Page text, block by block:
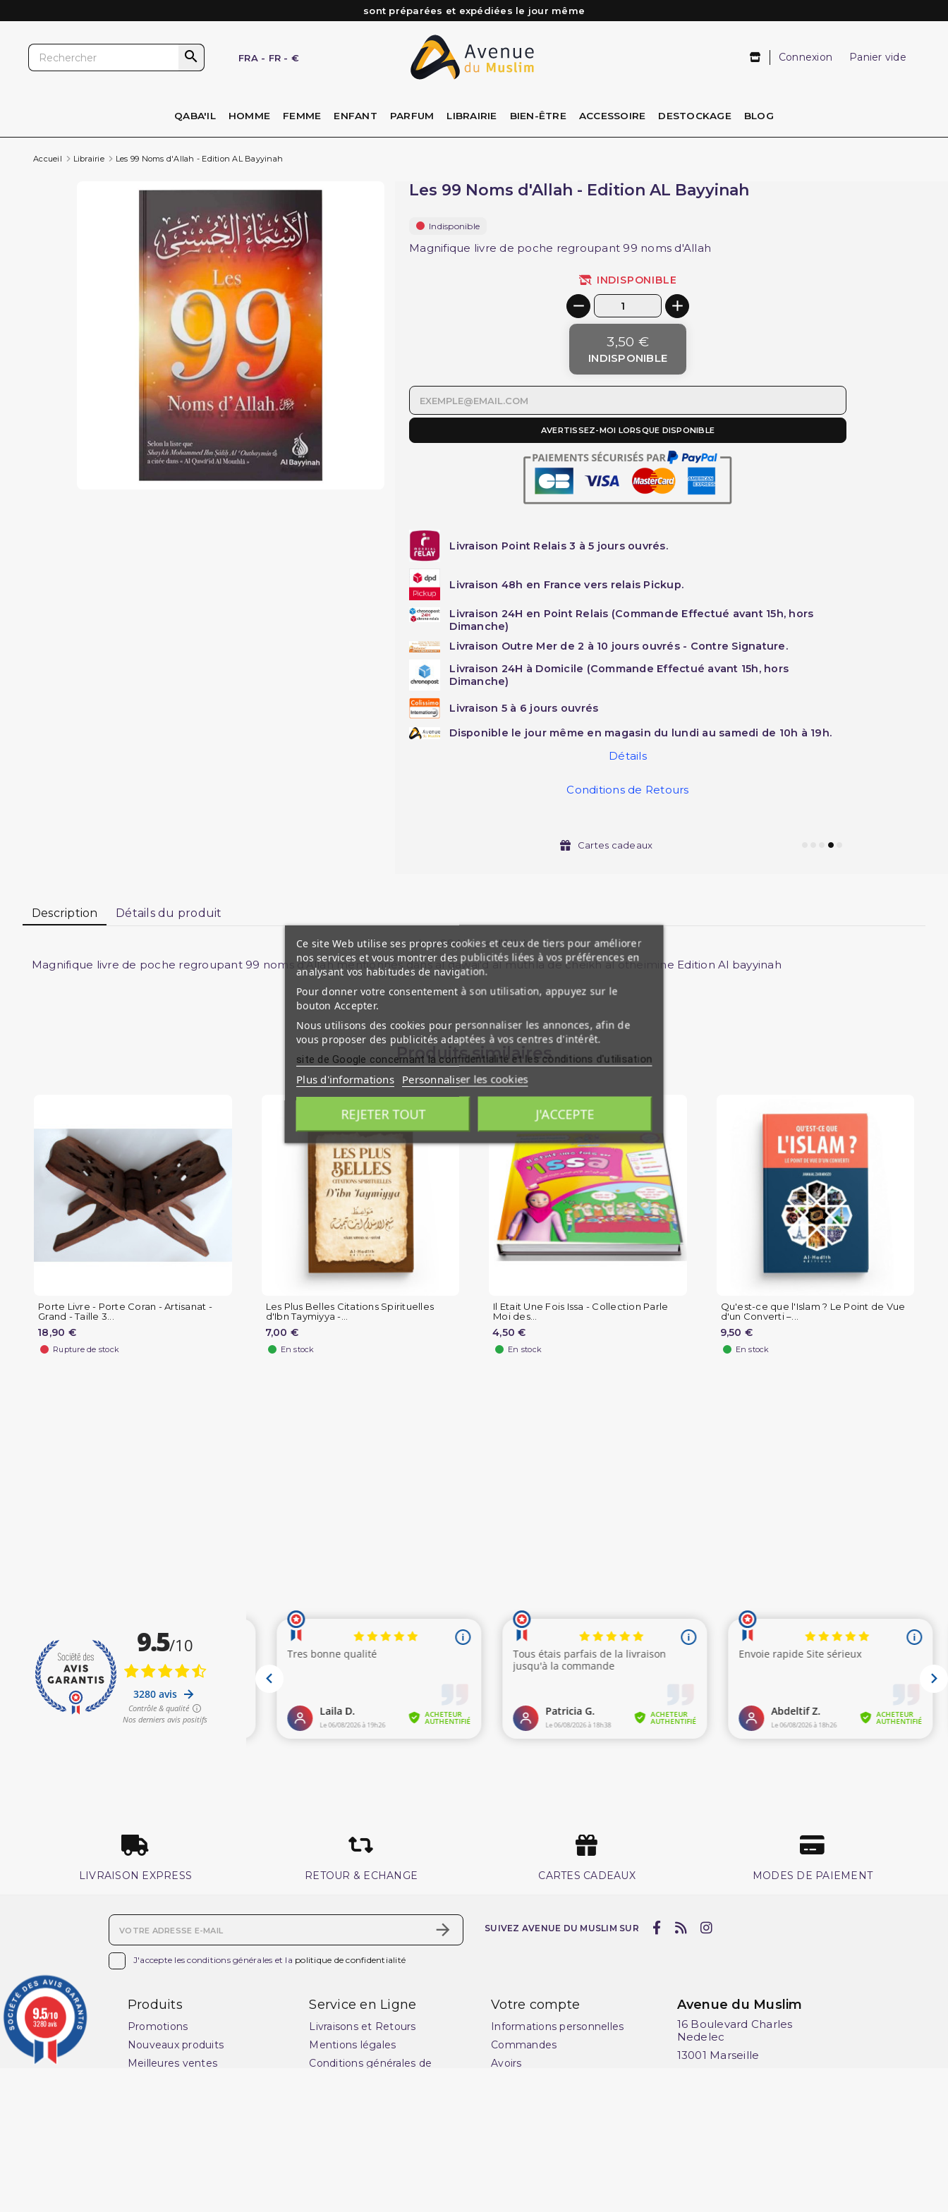
Besoin d'aide ? Retrouvez notre FAQ
Les Commandes passées avant 15h (lun au Vend)
sont préparées et expédiées le jour même
 FRA - FR - € Connexion Panier vide
QABA'IL HOMME FEMME ENFANT PARFUM LIBRAIRIE BIEN-ÊTRE ACCESSOIRE DESTOCKAGE BLOG
Accueil Librairie Les 99 Noms d'Allah - Edition AL Bayyinah
Les 99 Noms d'Allah - Edition AL Bayyinah
Indisponible
Magnifique livre de poche regroupant 99 noms d'Allah
INDISPONIBLE
3,50 €
INDISPONIBLE
AVERTISSEZ-MOI LORSQUE DISPONIBLE
Livraison Point Relais 3 à 5 jours ouvrés.
Livraison 48h en France vers relais Pickup.
Livraison 24H en Point Relais (Commande Effectué avant 15h, hors
Dimanche)
Livraison Outre Mer de 2 à 10 jours ouvrés - Contre Signature.
Livraison 24H à Domicile (Commande Effectué avant 15h, hors
Dimanche)
Livraison 5 à 6 jours ouvrés
Disponible le jour même en magasin du lundi au samedi de 10h à 19h.
Détails
Conditions de Retours
Cartes cadeaux
Description Détails du produit
Les 99 Noms d'Allah
Magnifique livre de poche regroupant 99 noms d'Allah mentionnés dans al qawai'd al muthla de cheikh al otheimine Edition Al bayyinah
Produits similaires
Porte Livre - Porte Coran - Artisanat -
Grand - Taille 3...
18,90 €
Rupture de stock
Les Plus Belles Citations Spirituelles
d'Ibn Taymiyya -...
7,00 €
En stock
Il Etait Une Fois Issa - Collection Parle
Moi des...
4,50 €
En stock
Qu'est-ce que l'Islam ? Le Point de Vue
d'un Converti –...
9,50 €
En stock
LIVRAISON EXPRESS RETOUR & ECHANGE CARTES CADEAUX MODES DE PAIEMENT
J'accepte les conditions générales et la politique de confidentialité
SUIVEZ AVENUE DU MUSLIM SUR
Produits
Promotions
Nouveaux produits
Meilleures ventes
Service en Ligne
Livraisons et Retours
Mentions légales
Conditions générales de
Votre compte
Informations personnelles
Commandes
Avoirs
Avenue du Muslim
16 Boulevard Charles
Nedelec
13001 Marseille
Ce site Web utilise ses propres cookies et ceux de tiers pour améliorer
nos services et vous montrer des publicités liées à vos préférences en
analysant vos habitudes de navigation.
Pour donner votre consentement à son utilisation, appuyez sur le
bouton Accepter.
Nous utilisons des cookies pour personnaliser les annonces, afin de
vous proposer des publicités adaptées à vos centres d'intérêt.
site de Google concernant la confidentialité et les conditions d'utilisation
Plus d'informations Personnaliser les cookies
REJETER TOUT J'ACCEPTE
9.5/10
3280 avis